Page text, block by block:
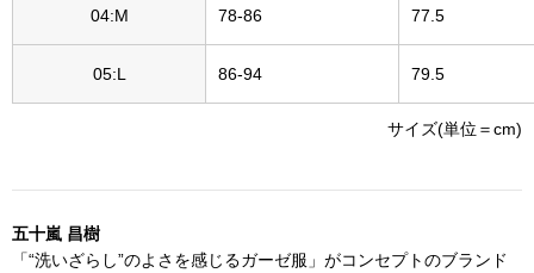
和装
04:M 78-86 77.5
05:L 86-94 79.5
サイズ(単位＝cm)
五十嵐 昌樹
「“洗いざらし”のよさを感じるガーゼ服」がコンセプトのブランド